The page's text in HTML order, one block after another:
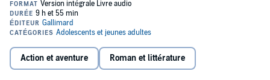
Action et aventure Roman et littérature